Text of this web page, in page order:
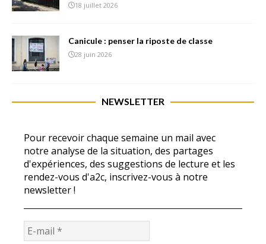
18 juillet 2026
Canicule : penser la riposte de classe
28 juin 2026
NEWSLETTER
Pour recevoir chaque semaine un mail avec
notre analyse de la situation, des partages
d'expériences, des suggestions de lecture et les
rendez-vous d'a2c, inscrivez-vous à notre
newsletter !